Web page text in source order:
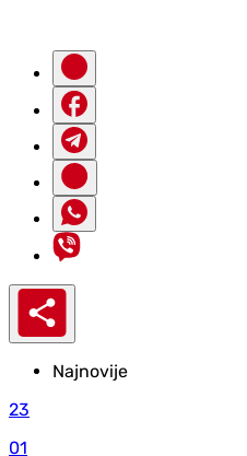
Najnovije
23
01